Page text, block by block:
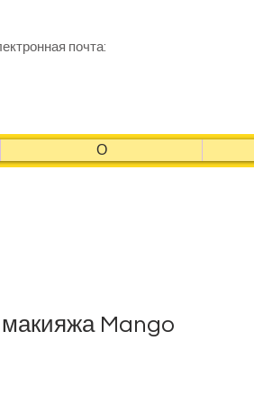
почта:
О
Mango